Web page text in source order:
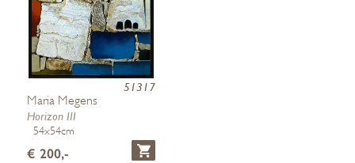
51317
Maria Megens
Horizon III
54x54cm
€ 200,-